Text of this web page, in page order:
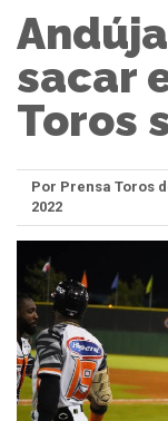
sacar
Toros
Por Prensa Toros
2022